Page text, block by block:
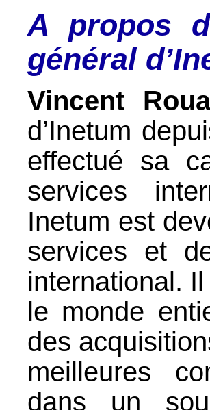
A propos
général
Vincent
d’Inetum
effectué sa
services
Inetum est
services et
international. Il
le monde
des
meilleures
dans un